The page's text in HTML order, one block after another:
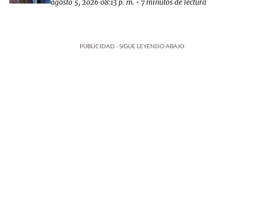
agosto 5, 2026 08:13 p. m. • 7 minutos de lectura
PUBLICIDAD - SIGUE LEYENDO ABAJO